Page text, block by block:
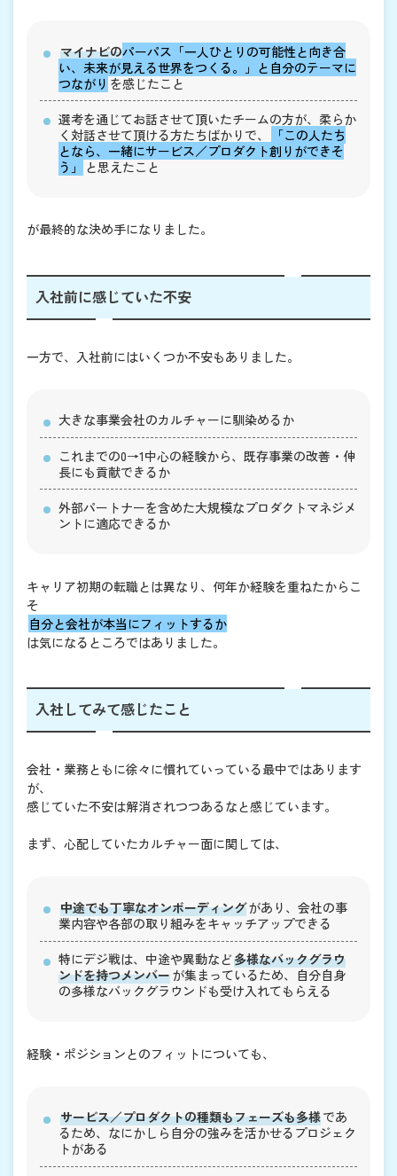
マイナビのパーパス「一人ひとりの可能性と向き合
い、未来が見える世界をつくる。」と自分のテーマに
つながり を感じたこと
選考を通じてお話させて頂いたチームの方が、柔らか
く対話させて頂ける方たちばかりで、
「この人たち
となら、一緒にサービス／プロダクト創りができそ
う」
と思えたこと
が最終的な決め手になりました。
入社前に感じていた不安
一方で、入社前にはいくつか不安もありました。
大きな事業会社のカルチャーに馴染めるか
これまでの0→1中心の経験から、既存事業の改善・伸
長にも貢献できるか
外部パートナーを含めた大規模なプロダクトマネジメ
ントに適応できるか
キャリア初期の転職とは異なり、何年か経験を重ねたからこ
そ
自分と会社が本当にフィットするか
は気になるところではありました。
入社してみて感じたこと
会社・業務ともに徐々に慣れていっている最中ではあります
が、
感じていた不安は解消されつつあるなと感じています。
まず、心配していたカルチャー面に関しては、
中途でも丁寧なオンボーディングがあり、会社の事
業内容や各部の取り組みをキャッチアップできる
特にデジ戦は、中途や異動など多様なバックグラウ
ンドを持つメンバーが集まっているため、自分自身
の多様なバックグラウンドも受け入れてもらえる
経験・ポジションとのフィットについても、
サービス／プロダクトの種類もフェーズも多様であ
るため、なにかしら自分の強みを活かせるプロジェク
トがある